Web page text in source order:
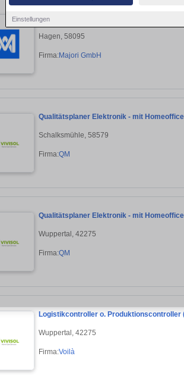
EinstellungenSenior Azure Cloud Engineer / Azure
Hagen, 58095
Firma:Majori GmbH
Qualitätsplaner Elektronik - mit
Schalksmühle, 58579
Firma:QM
Qualitätsplaner Elektronik - mit
Wuppertal, 42275
Firma:QM
Logistikcontroller o. Produktionscontroller
Wuppertal, 42275
Firma:Voilà